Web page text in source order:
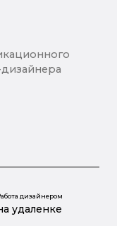
дизайнером
удаленке